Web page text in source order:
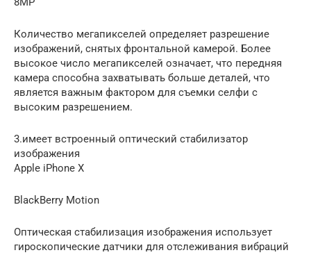
Количество мегапикселей определяет разрешение
изображений, снятых фронтальной камерой. Более
высокое число мегапикселей означает, что передняя
камера способна захватывать больше деталей, что
является важным фактором для съемки селфи с
высоким разрешением.
3.имеет встроенный оптический стабилизатор
изображения
Apple iPhone X
BlackBerry Motion
Оптическая стабилизация изображения использует
гироскопические датчики для отслеживания вибраций